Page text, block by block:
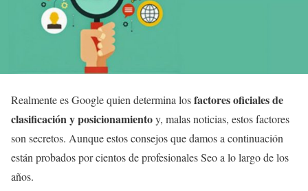
Realmente es Google quien determina losfactores oficiales de
clasificación y posicionamientoy, malas noticias, estos factores
son secretos. Aunque estos consejos que damos a continuación
están probados por cientos de profesionales Seo a lo largo de los
años.